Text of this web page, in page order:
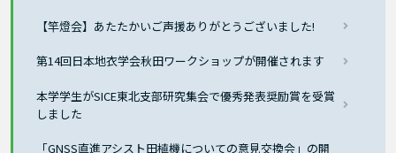
【竿燈会】あたたかいご声援ありがとうございました!
第14回日本地衣学会秋田ワークショップが開催されます
本学学生がSICE東北支部研究集会で優秀発表奨励賞を受賞
しました
「GNSS直進アシスト田植機についての意見交換会」の開